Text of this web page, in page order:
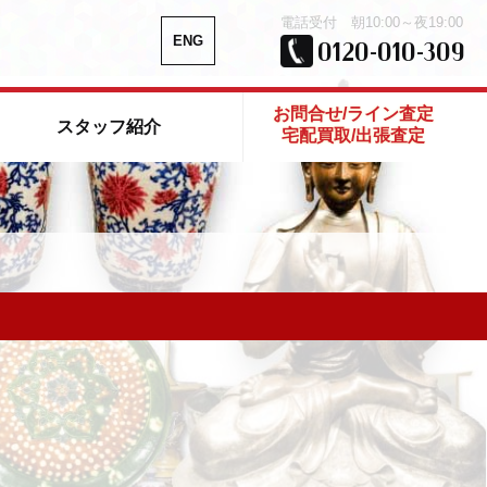
電話受付 朝10:00～夜19:00
0120-010-309
ENG
宝飾品買取
ブランド品・バッグ買取
タル・陶器製品買取
香水買取
取
釣具・アウトドア用品買取
静岡 伊東店
スタッフ紹介
お問合せ/ライン査定
宅配買取/出張査定